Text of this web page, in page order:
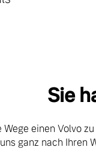
Sie
Wege einen Volvo
ganz nach Ihren